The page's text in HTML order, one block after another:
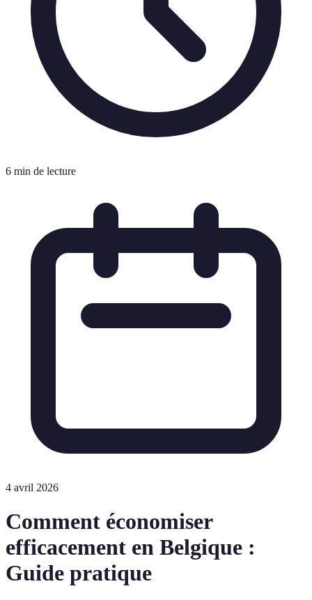
6 min de lecture
4 avril 2026
Comment économiser
efficacement en Belgique :
Guide pratique